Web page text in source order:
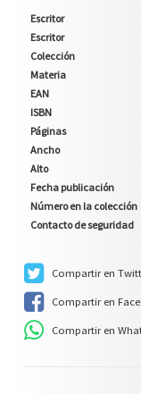
Escritor
Escritor
Colección
Materia
EAN
ISBN
Páginas
Ancho
Alto
Fecha publicación
Número en la colección
Contacto de seguridad
Compartir en
Compartir en
Compartir en